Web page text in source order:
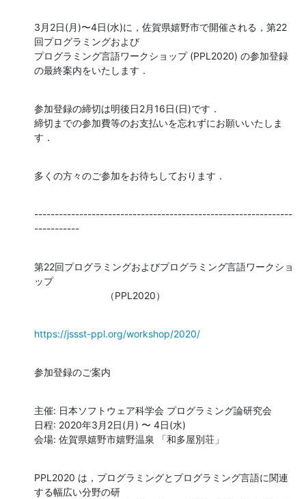
3月2日(月)〜4日(水)に，佐賀県嬉野市で開催される，第22
回プログラミングおよび
プログラミング言語ワークショップ (PPL2020) の参加登録
の最終案内をいたします．
参加登録の締切は明後日2月16日(日)です．
締切までの参加費等のお支払いを忘れずにお願いいたしま
す．
多くの方々のご参加をお待ちしております．
---------------------------------------------------------------
-----------
第22回プログラミングおよびプログラミング言語ワークショ
ップ
                          （PPL2020）
https://jssst-ppl.org/workshop/2020/
参加登録のご案内
主催: 日本ソフトウェア科学会 プログラミング論研究会
日程: 2020年3月2日(月) 〜 4日(水)
会場: 佐賀県嬉野市嬉野温泉 「和多屋別荘」
PPL2020 は，プログラミングとプログラミング言語に関連
する幅広い分野の研